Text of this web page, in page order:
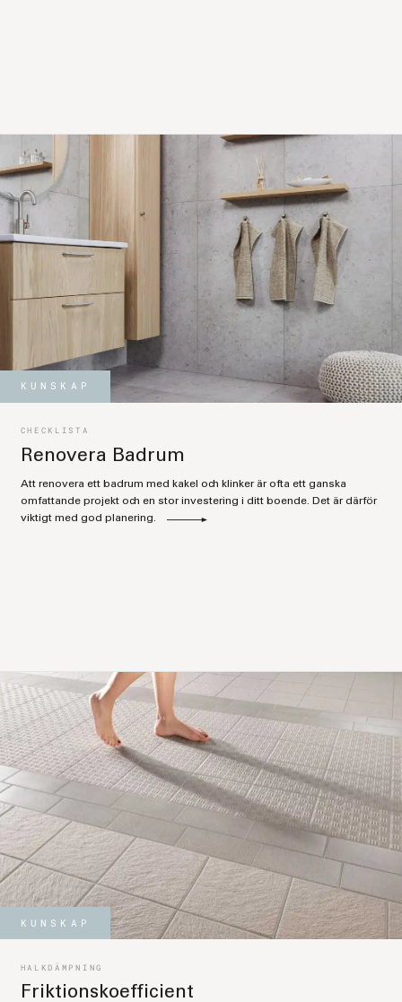
KUNSKAP
CHECKLISTA
Renovera Badrum
Att renovera ett badrum med kakel och klinker är ofta ett ganska
omfattande projekt och en stor investering i ditt boende. Det är därför
viktigt med god planering.
KUNSKAP
HALKDÄMPNING
Friktionskoefficient